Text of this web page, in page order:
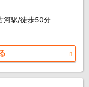
河駅/徒歩50分